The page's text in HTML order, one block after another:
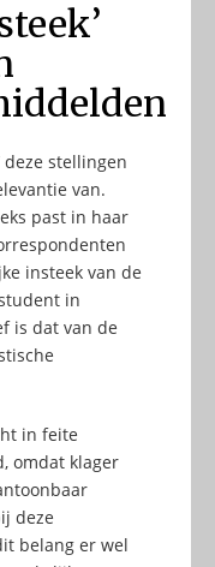
stellingen
van.
past in haar
insteek van de
in
is dat van de
in feite
omdat klager
deze
belang er wel